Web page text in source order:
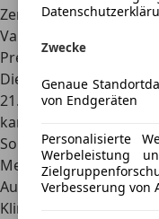
Zentralverriegelung.
Variante allerdings
Preis
Die damaligen Preise
21.990 DM, beim
kam man bereits auf
Sonderausstattungen
Metallic-/Mica-
Automatikgetriebe
Klimaanlage zusätzliche
Zwecke
Genaue
von Endgeräten
Personalisierte
Werbeleistung
Verbesserung von